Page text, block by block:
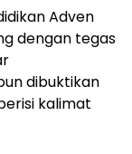
Adven
dengan tegas
dibuktikan
kalimat